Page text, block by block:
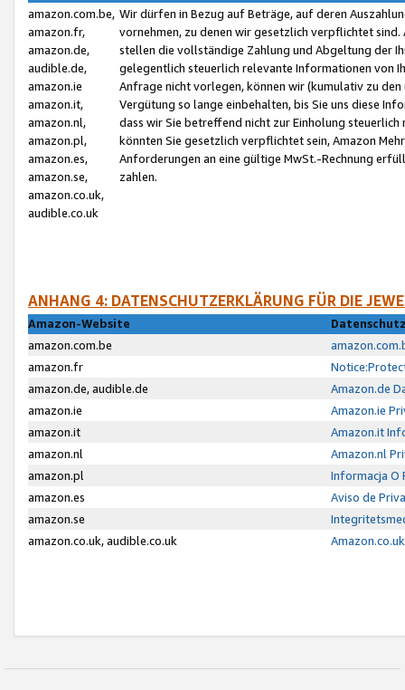
amazon.com.be,
amazon.fr,
amazon.de,
audible.de,
amazon.ie
amazon.it,
amazon.nl,
amazon.pl,
amazon.es,
amazon.se,
amazon.co.uk,
audible.co.uk
Wir dürfen in Bezug auf Beträge, auf deren
vornehmen, zu denen wir gesetzlich verpflichtet
stellen die vollständige Zahlung und Abgeltung der
gelegentlich steuerlich relevante Informationen von
Anfrage nicht vorlegen, können wir (kumulativ zu
Vergütung so lange einbehalten, bis Sie uns diese
dass wir Sie betreffend nicht zur Einholung
könnten Sie gesetzlich verpflichtet sein, Amazon
Anforderungen an eine gültige MwSt.-Rechnung
zahlen.
ANHANG 4: DATENSCHUTZERKLÄRUNG FÜR DIE
Amazon-Website
amazon.com.be
amazon.fr
amazon.de, audible.de
Amazon.de
amazon.ie
Amazon.ie
amazon.it
Amazon.it
amazon.nl
Amazon.nl
amazon.pl
Informacja O
amazon.es
Aviso de
amazon.se
amazon.co.uk, audible.co.uk